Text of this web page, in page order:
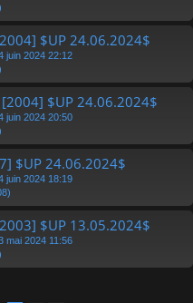
$UP 24.06.2024$
juin 2024 22:12
$UP 24.06.2024$
juin 2024 20:50
$UP 24.06.2024$
juin 2024 18:19
$UP 13.05.2024$
mai 2024 11:56